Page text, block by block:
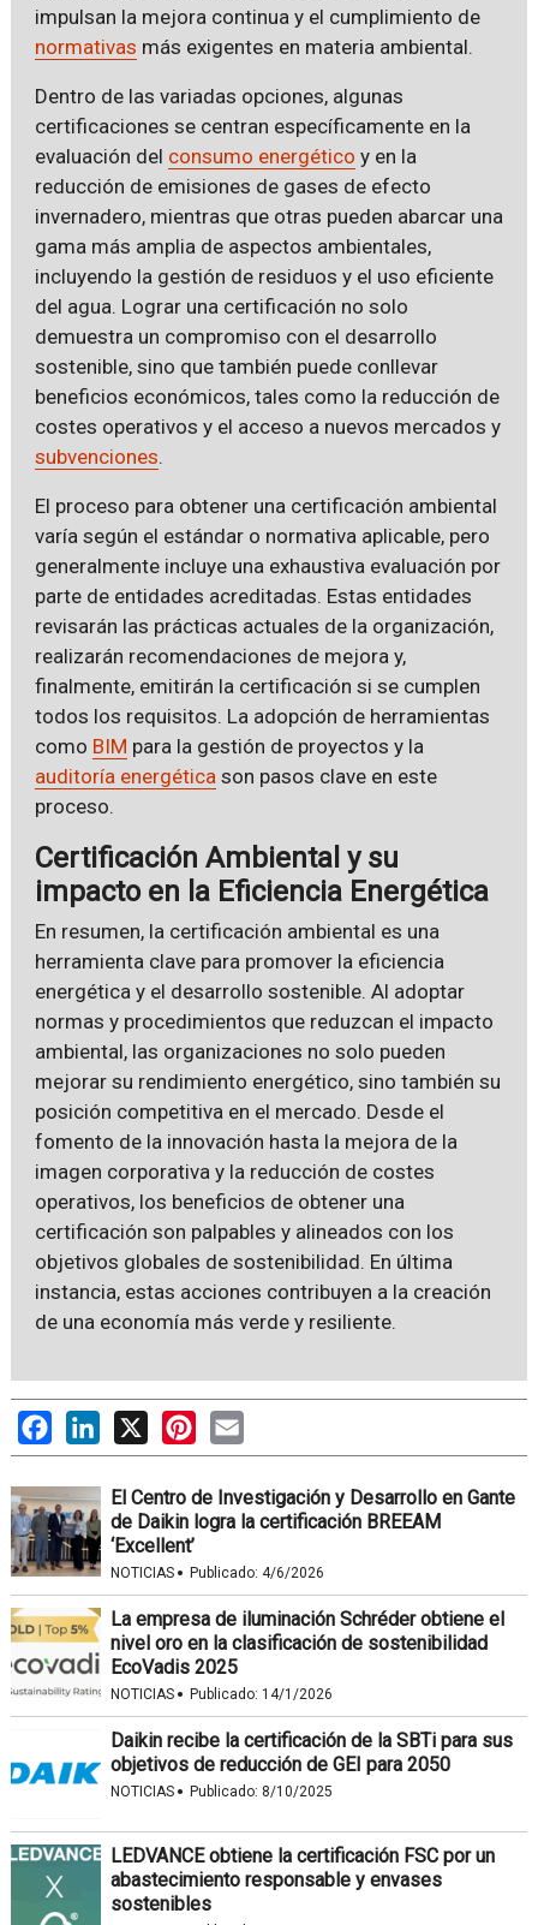
impulsan la mejora continua y el cumplimiento de
normativas más exigentes en materia ambiental.
Dentro de las variadas opciones, algunas
certificaciones se centran específicamente en la
evaluación del consumo energético y en la
reducción de emisiones de gases de efecto
invernadero, mientras que otras pueden abarcar una
gama más amplia de aspectos ambientales,
incluyendo la gestión de residuos y el uso eficiente
del agua. Lograr una certificación no solo
demuestra un compromiso con el desarrollo
sostenible, sino que también puede conllevar
beneficios económicos, tales como la reducción de
costes operativos y el acceso a nuevos mercados y
subvenciones.
El proceso para obtener una certificación ambiental
varía según el estándar o normativa aplicable, pero
generalmente incluye una exhaustiva evaluación por
parte de entidades acreditadas. Estas entidades
revisarán las prácticas actuales de la organización,
realizarán recomendaciones de mejora y,
finalmente, emitirán la certificación si se cumplen
todos los requisitos. La adopción de herramientas
como BIM para la gestión de proyectos y la
auditoría energética son pasos clave en este
proceso.
Certificación Ambiental y su
impacto en la Eficiencia Energética
En resumen, la certificación ambiental es una
herramienta clave para promover la eficiencia
energética y el desarrollo sostenible. Al adoptar
normas y procedimientos que reduzcan el impacto
ambiental, las organizaciones no solo pueden
mejorar su rendimiento energético, sino también su
posición competitiva en el mercado. Desde el
fomento de la innovación hasta la mejora de la
imagen corporativa y la reducción de costes
operativos, los beneficios de obtener una
certificación son palpables y alineados con los
objetivos globales de sostenibilidad. En última
instancia, estas acciones contribuyen a la creación
de una economía más verde y resiliente.
FacebookLinkedIn
X PinterestEmail
El Centro de Investigación y Desarrollo en Gante
de Daikin logra la certificación BREEAM
‘Excellent’
NOTICIAS · Publicado: 4/6/2026
La empresa de iluminación Schréder obtiene el
nivel oro en la clasificación de sostenibilidad
EcoVadis 2025
NOTICIAS · Publicado: 14/1/2026
Daikin recibe la certificación de la SBTi para sus
objetivos de reducción de GEI para 2050
NOTICIAS · Publicado: 8/10/2025
LEDVANCE obtiene la certificación FSC por un
abastecimiento responsable y envases
sostenibles